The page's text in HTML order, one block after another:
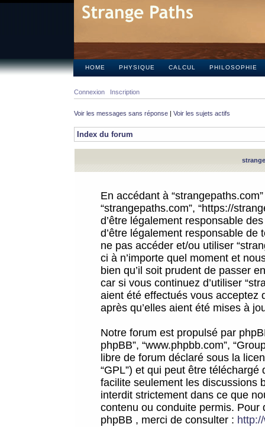
HOME PHYSIQUE CALCUL PHILOSOPHIE
Connexion Inscription
Voir les messages sans réponse | Voir les sujets actifs
Index du forum
En accédant à
“strangepaths.com”, “https://
d’être légalement responsable
d’être légalement responsable
ne pas accéder et/ou utiliser
ci à n’importe quel moment et
bien qu’il soit prudent de passer
car si vous continuez d’utiliser
aient été effectués vous acceptez
après qu’elles aient été mises à
Notre forum est propulsé par
phpBB”, “www.phpbb.com”,
libre de forum déclaré sous la
“GPL”) et qui peut être téléchargé
facilite seulement les discussions
interdit strictement dans ce que
contenu ou conduite permis.
phpBB , merci de consulter :